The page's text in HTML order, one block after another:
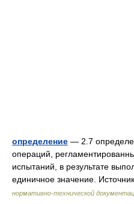
определение — 2.7
операций,
испытаний, в результате
единичное значение.
нормативно-технической